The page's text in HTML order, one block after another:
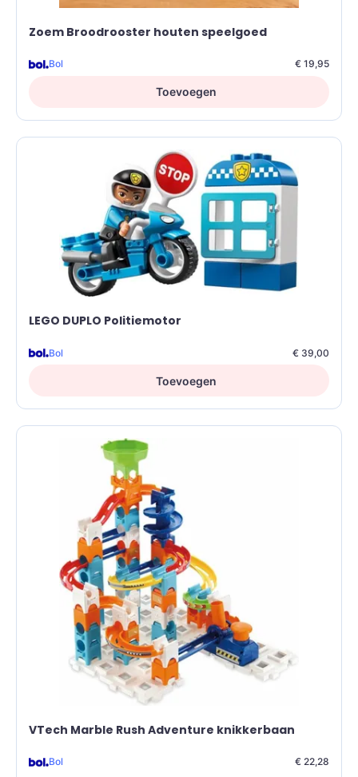
Zoem Broodrooster houten speelgoed
Bol € 19,95
Toevoegen
LEGO DUPLO Politiemotor
Bol € 39,00
Toevoegen
VTech Marble Rush Adventure knikkerbaan
Bol € 22,28